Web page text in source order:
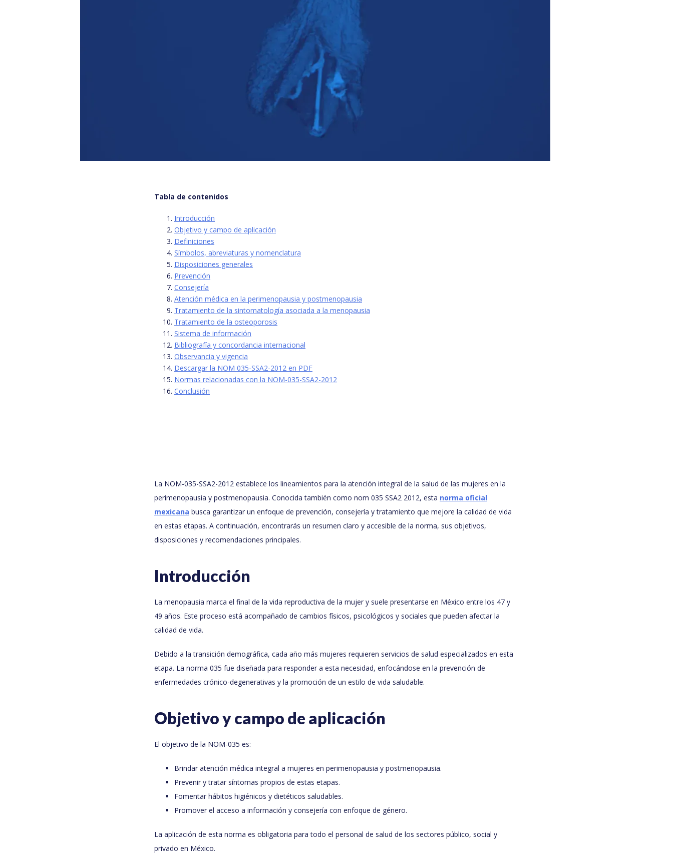
Tabla de contenidos
Introducción
Objetivo y campo de aplicación
Definiciones
Símbolos, abreviaturas y nomenclatura
Disposiciones generales
Prevención
Consejería
Atención médica en la perimenopausia y postmenopausia
Tratamiento de la sintomatología asociada a la menopausia
Tratamiento de la osteoporosis
Sistema de información
Bibliografía y concordancia internacional
Observancia y vigencia
Descargar la NOM 035-SSA2-2012 en PDF
Normas relacionadas con la NOM-035-SSA2-2012
Conclusión
La NOM-035-SSA2-2012 establece los lineamientos para la atención integral de la salud de las mujeres en la
perimenopausia y postmenopausia. Conocida también como nom 035 SSA2 2012, esta norma oficial
mexicana busca garantizar un enfoque de prevención, consejería y tratamiento que mejore la calidad de vida
en estas etapas. A continuación, encontrarás un resumen claro y accesible de la norma, sus objetivos,
disposiciones y recomendaciones principales.
Introducción
La menopausia marca el final de la vida reproductiva de la mujer y suele presentarse en México entre los 47 y
49 años. Este proceso está acompañado de cambios físicos, psicológicos y sociales que pueden afectar la
calidad de vida.
Debido a la transición demográfica, cada año más mujeres requieren servicios de salud especializados en esta
etapa. La norma 035 fue diseñada para responder a esta necesidad, enfocándose en la prevención de
enfermedades crónico-degenerativas y la promoción de un estilo de vida saludable.
Objetivo y campo de aplicación
El objetivo de la NOM-035 es:
Brindar atención médica integral a mujeres en perimenopausia y postmenopausia.
Prevenir y tratar síntomas propios de estas etapas.
Fomentar hábitos higiénicos y dietéticos saludables.
Promover el acceso a información y consejería con enfoque de género.
La aplicación de esta norma es obligatoria para todo el personal de salud de los sectores público, social y
privado en México.